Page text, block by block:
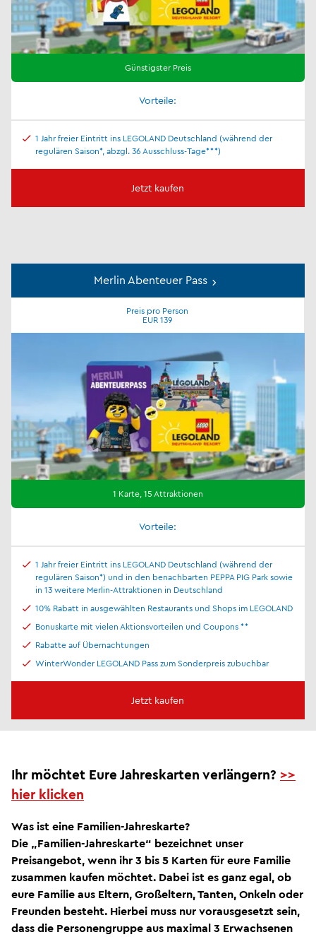
Günstigster Preis
Vorteile:
1 Jahr freier Eintritt ins LEGOLAND Deutschland (während der
regulären Saison*, abzgl. 36 Ausschluss-Tage***)
Jetzt kaufen
Merlin Abenteuer Pass
Preis pro Person
EUR 139
1 Karte, 15 Attraktionen
Vorteile:
1 Jahr freier Eintritt ins LEGOLAND Deutschland (während der
regulären Saison*) und in den benachbarten PEPPA PIG Park sowie
in 13 weitere Merlin-Attraktionen in Deutschland
10% Rabatt in ausgewählten Restaurants und Shops im LEGOLAND
Bonuskarte mit vielen Aktionsvorteilen und Coupons **
Rabatte auf Übernachtungen
WinterWonder LEGOLAND Pass zum Sonderpreis zubuchbar
Jetzt kaufen
Ihr möchtet Eure Jahreskarten verlängern? >>
hier klicken
Was ist eine Familien-Jahreskarte?
Die „Familien-Jahreskarte“ bezeichnet unser
Preisangebot, wenn ihr 3 bis 5 Karten für eure Familie
zusammen kaufen möchtet. Dabei ist es ganz egal, ob
eure Familie aus Eltern, Großeltern, Tanten, Onkeln oder
Freunden besteht. Hierbei muss nur vorausgesetzt sein,
dass die Personengruppe aus maximal 3 Erwachsenen